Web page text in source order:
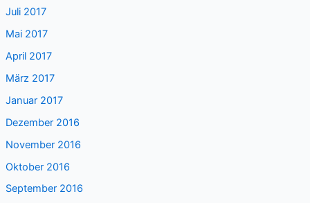
Juli 2017
Mai 2017
April 2017
März 2017
Januar 2017
Dezember 2016
November 2016
Oktober 2016
September 2016